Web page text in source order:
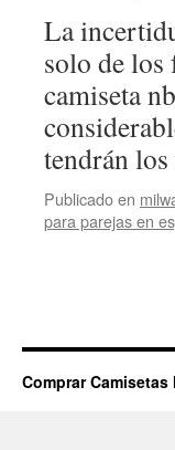
La
solo de los
camiseta
tendrán
Publicado en
para parejas en
Comprar